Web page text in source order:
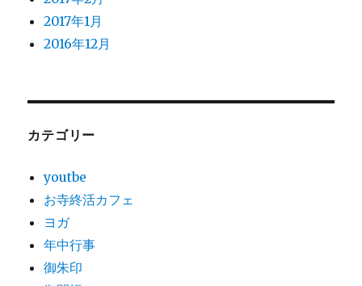
2017年1月
2016年12月
カテゴリー
youtbe
お寺終活カフェ
ヨガ
年中行事
御朱印